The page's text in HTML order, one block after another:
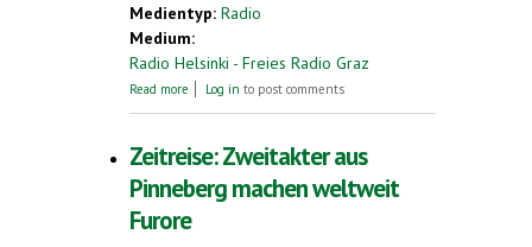
Medientyp: Radio
Medium:
Radio Helsinki - Freies Radio Graz
Read more about Querbeet mit Vilja und Gästen zum
Log in to post comments
Zeitreise: Zweitakter aus
Pinneberg machen weltweit
Furore